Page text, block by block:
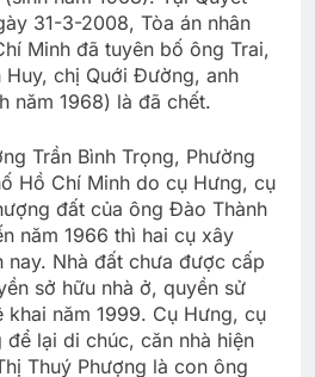
31-3-2008, Tòa án nhân
Minh đã tuyên bố ông Trai,
Huy, chị Quới Đường, anh
năm 1968) là đã chết.
Trần Bình Trọng, Phường
Hồ Chí Minh do cụ Hưng, cụ
đất của ông Đào Thành
năm 1966 thì hai cụ xây
nay. Nhà đất chưa được cấp
sở hữu nhà ở, quyền sử
năm 1999. Cụ Hưng, cụ
lại di chúc, căn nhà hiện
Thuý Phượng là con ông